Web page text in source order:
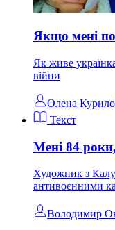
Якщо мені
Як живе
війни
Олена Курило
Текст
Мені 84
Художник з
антивоєнними
Володимир